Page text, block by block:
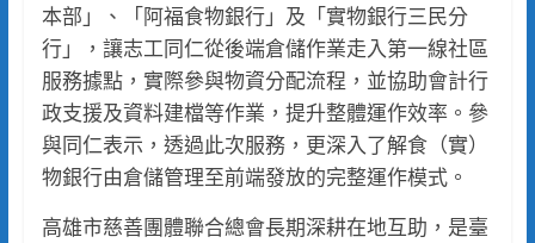
本部」、「阿福食物銀行」及「實物銀行三民分
行」，讓志工同仁從後端倉儲作業走入第一線社區
服務據點，實際參與物資分配流程，並協助會計行
政支援及資料建檔等作業，提升整體運作效率。參
與同仁表示，透過此次服務，更深入了解食（實）
物銀行由倉儲管理至前端發放的完整運作模式。
高雄市慈善團體聯合總會長期深耕在地互助，是臺